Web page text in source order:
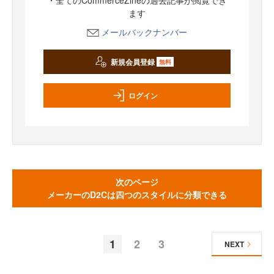
ます
メールバックナンバー
新規会員登録 無料
ログイン
次のページ
メーカーのD2Cは四つのスタイルに分類できる
1 2 3 NEXT